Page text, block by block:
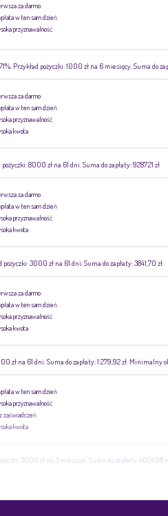
za darmo
w ten sam dzień
przyznawalność
Przykład pożyczki: 1000 zł na 6 miesięcy. Suma do
za darmo
w ten sam dzień
przyznawalność
kwota
8000 zł na 61 dni. Suma do zapłaty: 9287.21 zł
za darmo
w ten sam dzień
przyznawalność
kwota
3000 zł na 61 dni. Suma do zapłaty: 3841,70 zł.
za darmo
w ten sam dzień
przyznawalność
kwota
zł na 61 dni. Suma do zapłaty: 1 279,92 zł.
w ten sam dzień
przyznawalność
zaświadczeń
kwota
3000 zł na 3 miesiące. Suma do zapłaty: 4024,98